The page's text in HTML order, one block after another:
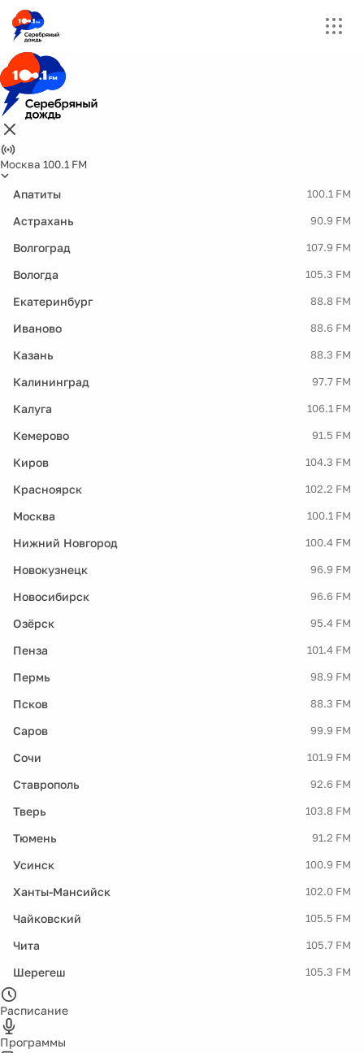
Москва 100.1 FM
Апатиты 100.1 FM
Астрахань 90.9 FM
Волгоград 107.9 FM
Вологда 105.3 FM
Екатеринбург 88.8 FM
Иваново 88.6 FM
Казань 88.3 FM
Калининград 97.7 FM
Калуга 106.1 FM
Кемерово 91.5 FM
Киров 104.3 FM
Красноярск 102.2 FM
Москва 100.1 FM
Нижний Новгород 100.4 FM
Новокузнецк 96.9 FM
Новосибирск 96.6 FM
Озёрск 95.4 FM
Пенза 101.4 FM
Пермь 98.9 FM
Псков 88.3 FM
Саров 99.9 FM
Сочи 101.9 FM
Ставрополь 92.6 FM
Тверь 103.8 FM
Тюмень 91.2 FM
Усинск 100.9 FM
Ханты-Мансийск 102.0 FM
Чайковский 105.5 FM
Чита 105.7 FM
Шерегеш 105.3 FM
Расписание
Программы